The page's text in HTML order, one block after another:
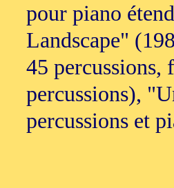
pour piano
Landscape"
45
percussions),
percussions et